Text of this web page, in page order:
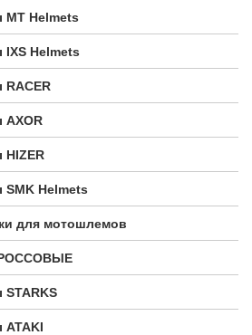
Helmets
Helmets
Helmets
для мотошлемов